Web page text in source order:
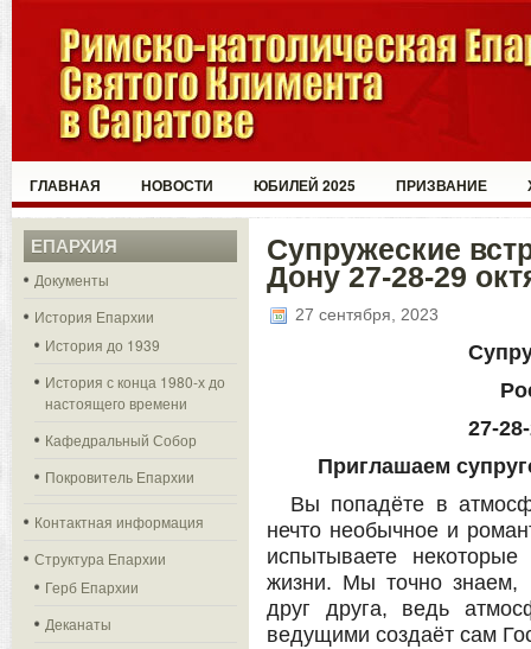
ГЛАВНАЯ НОВОСТИ ЮБИЛЕЙ 2025 ПРИЗВАНИЕ
ЕПАРХИЯ
Документы
История Епархии
История до 1939
История с конца 1980-х до
настоящего времени
Кафедральный Собор
Покровитель Епархии
Контактная информация
Структура Епархии
Герб Епархии
Деканаты
Супружеские
Дону 27-28-29
27 сентября, 2023
27-
Приглашаем
Вы попадёте в
нечто необычное и
испытываете
жизни. Мы точно знаем,
друг друга, ведь
ведущими создаёт сам